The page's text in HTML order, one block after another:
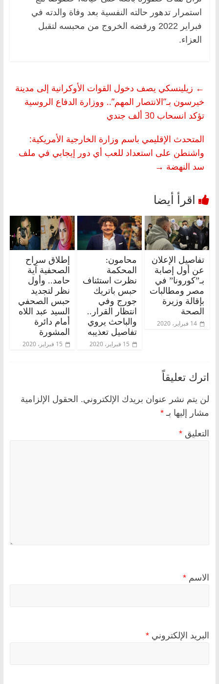
استمرار تدهور حالته النفسية بعد وفاة والدته في
فبراير 2022 ورفضه الخروج من محبسه لتقبل
العزاء.
← زيلينسكي يصف دخول القوات الأوكرانية إلى مدينة
خيرسون بـ”الانتصار المهم”.. ووزارة الدفاع الروسية
تؤكد انسحاب 30 ألف جندي
المتحدث الإقليمي باسم وزارة الخارجية الأمريكية:
واشنطن على استعداد للعب أي دور إيجابي في ملف
سد النهضة →
تفاصيل الإعلان
عن أول إصابة
بـ”كورونا” في
مصر ومطالبات
بإقالة وزيرة
الصحة
14 فبراير، 2020
محامون:
المحكمة
نظرت استئناف
حبس باتريك
جورج وفي
انتظار القرار..
والباحث يروي
تفاصيل تعذيبه
15 فبراير، 2020
إطلاق سراح
الصحفية آية
حامد.. وأول
نظر لتجديد
حبس الصحفي
السيد عبد اللاه
أمام دائرة
المشورة
15 فبراير، 2020
اترك تعليقاً
لن يتم نشر عنوان بريدك الإلكتروني. الحقول الإلزامية
مشار إليها بـ *
التعليق *
الاسم *
البريد الإلكتروني *